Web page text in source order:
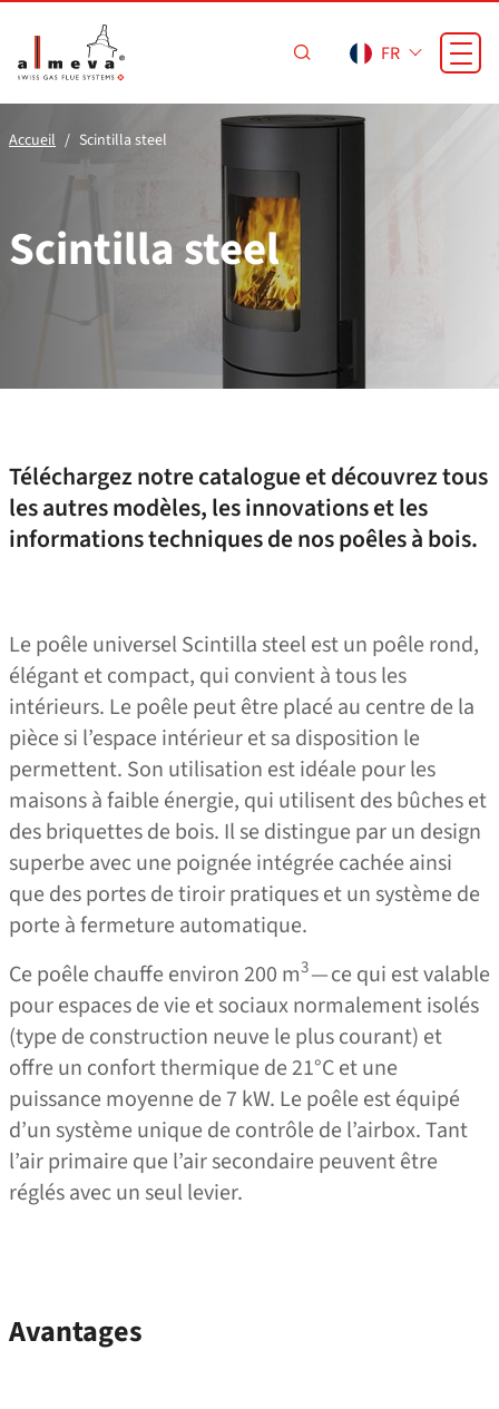
FR
Accueil Scintilla steel
Scintilla steel
Téléchargez notre catalogue et découvrez tous
les autres modèles, les innovations et les
informations techniques de nos poêles à bois.
Le poêle universel Scintilla steel est un poêle rond,
élégant et compact, qui convient à tous les
intérieurs. Le poêle peut être placé au centre de la
pièce si l’espace intérieur et sa disposition le
permettent. Son utilisation est idéale pour les
maisons à faible énergie, qui utilisent des bûches et
des briquettes de bois. Il se distingue par un design
superbe avec une poignée intégrée cachée ainsi
que des portes de tiroir pratiques et un système de
porte à fermeture automatique.
Ce poêle chauffe environ 200 m3— ce qui est valable
pour espaces de vie et sociaux normalement isolés
(type de construction neuve le plus courant) et
offre un confort thermique de 21°C et une
puissance moyenne de 7 kW. Le poêle est équipé
d’un système unique de contrôle de l’airbox. Tant
l’air primaire que l’air secondaire peuvent être
réglés avec un seul levier.
Avantages